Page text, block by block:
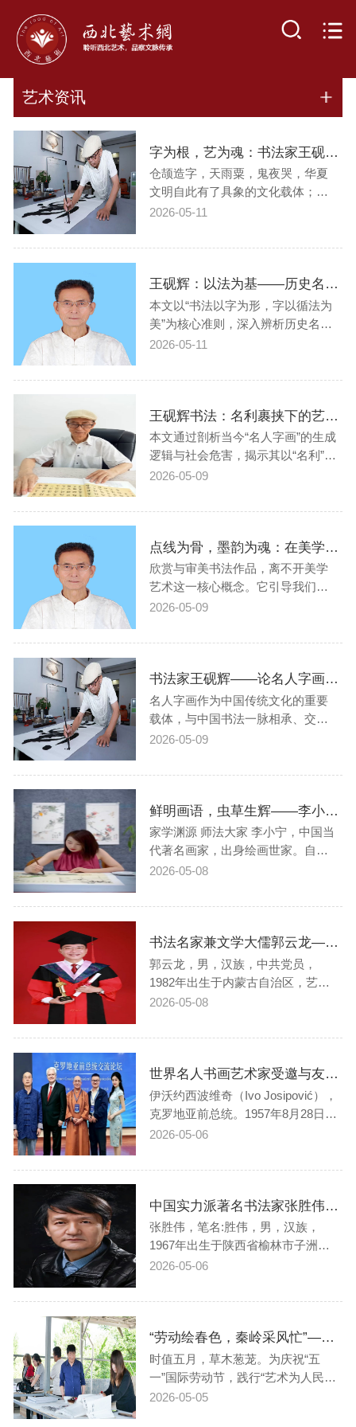
艺术资讯
字为根，艺为魂：书法家王砚辉论书法与汉字的血脉关系
仓颉造字，天雨粟，鬼夜哭，华夏
文明自此有了具象的文化载体；国
一统，书同文，汉字挣脱地域隔
法归宗，书法有根，笔墨的意趣始
一刻起，中国书法与汉字便缔结了
血肉相连、不可分割的鱼水关系
——汉字是书法的…
2026-05-11
王砚辉：以法为基——历史名人书画与当今名人字画的本质分野
本文以“书法以字为形，字以循法为
美”为核心准则，深入辨析历史名人
书画与当今名人字画的本质差异。
神，是经历史检验的艺术珍品；后
支撑，实为艺术泡沫。文章旨在厘
清二者界限，呼吁回归艺术本源，
维护书画…
2026-05-11
王砚辉书法：名利裹挟下的艺术畸变——论当今名人字画的本质与危害
本文通过剖析当今“名人字画”的生成
逻辑与社会危害，揭示其以“名利”为
核心、以炒作驱动的本质。这类作
准则，缺乏艺术价值与历史责任
对传统文化的传承造成侵蚀。文章
呼吁回归艺术本源，以历史为镜
鉴，…
2026-05-09
点线为骨，墨韵为魂：在美学中读懂书法——书法家王砚辉
欣赏与审美书法作品，离不开美学
艺术这一核心概念。它引导我们穿
透点线与墨韵的表象，去理解书法
终体验到书法艺术的高雅境界，懂
动：凝固在纸面上的生命律动点线
运动是书法欣赏与审美的核心，也
是书法家完…
2026-05-09
书法家王砚辉——论名人字画与中国书法的交融共生及文化价值探析
名人字画作为中国传统文化的重要
载体，与中国书法一脉相承、交融
共生。书法是字画的核心根基，为
人的文化影响力与艺术造诣，又让
艺术价值、历史价值与收藏价值的
文化瑰宝。本文从名人字画与中国
书法的内在关…
2026-05-09
鲜明画语，虫草生辉——李小宁《花间虫语》新作雅呈，引藏家聚焦
家学渊源 师法大家 李小宁，中国当
代著名画家，出身绘画世家。自幼
浸染于丹青墨香，后潜心研习齐白
得写意花鸟草虫之精髓。数十年来
长，笔下国画牡丹清新雅致，花卉
草虫自然灵动，满纸生机。独步画
坛的绝技：生…
2026-05-08
书法名家兼文学大儒郭云龙——书法作品鉴赏【人物艺术专访】
郭云龙，男，汉族，中共党员，
1982年出生于内蒙古自治区，艺术
学博士、心理学硕士、心理咨询
法家。2011年～2019年荣获内蒙古
教育系统“鹿城教坛先锋”称号，青山
区优秀德育工作者，青山区铸牢中
华民族共同体…
2026-05-08
世界名人书画艺术家受邀与友邦各国领袖面对面文化交流论坛
伊沃约西波维奇（Ivo Josipović），
克罗地亚前总统。1957年8月28日出
生于萨格勒布。毕业于萨格勒布大
士学位。曾任克罗地亚议会立法委
10日当选总统，2月18日就职。约西
波维奇在2010年至2015年总统任期
内推…
2026-05-06
中国实力派著名书法家张胜伟——书法作品鉴赏【人物艺术专访】
张胜伟，笔名:胜伟，男，汉族，
1967年出生于陕西省榆林市子洲
县。现为全国政协委员、中国书法
书专业委员会副主任、中华诗词学
民革命军事博物馆美术书法创作中
心副主任兼秘书长、中国文艺志愿
者协会第二届副…
2026-05-06
“劳动绘春色，秦岭采风忙”——长安春秋书院秦岭写生创作活动圆满举行
时值五月，草木葱茏。为庆祝“五
一”国际劳动节，践行“艺术为人民、
艺术源于生活”的创作理念，5月4
2026-05-05